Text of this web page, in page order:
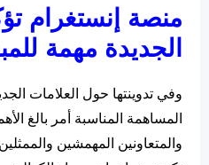
منصة إنستغرام
الجديدة مهمة
وفي تدوينتها حول العلامات
المساهمة المناسبة أمر بالغ
والمتعاونين المهمشين والممثلين